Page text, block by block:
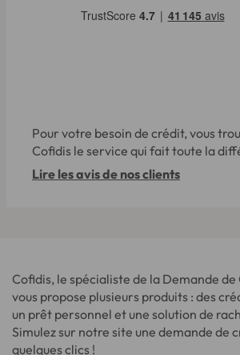
Pour votre besoin de crédit, vous
Cofidis le service qui fait toute la
Lire les avis de nos clients
Cofidis, le spécialiste de la Demande
vous propose plusieurs produits : des
un prêt personnel et une solution de
Simulez sur notre site une demande de
quelques clics !